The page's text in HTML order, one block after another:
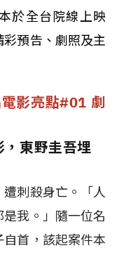
於全台院線上映
預告、劇照及主
影亮點#01 劇
東野圭吾埋
刺殺身亡。「人
我。」隨一位名
首，該起案件本